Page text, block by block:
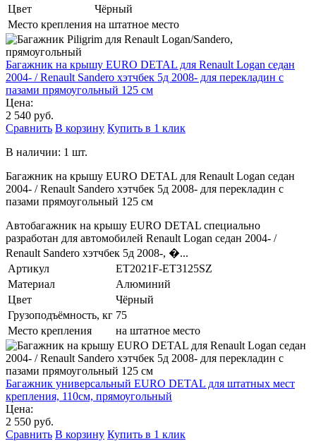
Цвет
Чёрный
Место крепления на штатное место
Багажник на крышу EURO DETAL для Renault Logan седан
2004- / Renault Sandero хэтчбек 5д 2008- для перекладин с
пазами прямоугольный 125 см
Цена:
2 540 руб.
Сравнить В корзину Купить в 1 клик
В наличии: 1 шт.
Багажник на крышу EURO DETAL для Renault Logan седан
2004- / Renault Sandero хэтчбек 5д 2008- для перекладин с
пазами прямоугольный 125 см
Автобагажник на крышу EURO DETAL специально
разработан для автомобилей Renault Logan седан 2004- /
Renault Sandero хэтчбек 5д 2008-, �...
Артикул
ET2021F-ET3125SZ
Материал
Алюминий
Цвет
Чёрный
Грузоподъёмность, кг 75
Место крепления
на штатное место
Багажник универсальный EURO DETAL для штатных мест
крепления, 110см, прямоугольный
Цена:
2 550 руб.
Сравнить В корзину Купить в 1 клик